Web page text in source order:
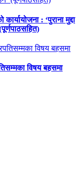
: ‘पुराना मुद्दा
विषय बहसमा